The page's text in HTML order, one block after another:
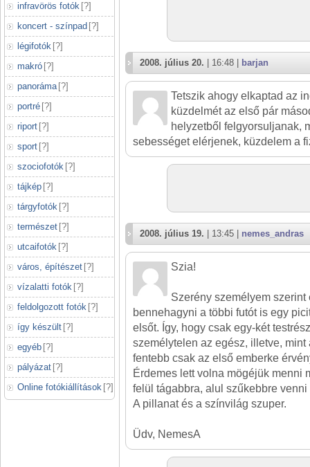
infravörös fotók [?]
koncert - színpad [?]
légifotók [?]
makró [?]
panoráma [?]
portré [?]
riport [?]
sport [?]
szociofotók [?]
tájkép [?]
tárgyfotók [?]
természet [?]
utcaifotók [?]
város, építészet [?]
vízalatti fotók [?]
feldolgozott fotók [?]
így készült [?]
egyéb [?]
pályázat [?]
Online fotókiállítások [?]
2008. július 20. | 16:48 | barjan
Tetszik ahogy elkaptad az
küzdelmét az első pár
helyzetből felgyorsuljanak,
sebességet elérjenek, küzdelem a
2008. július 19. | 13:45 | nemes_andras
Szia!
Szerény személyem szerint
bennehagyni a többi futót is egy
elsőt. Így, hogy csak egy-két
személytelen az egész, illetve, mint
fentebb csak az első emberke
Érdemes lett volna mögéjük menni
felül tágabbra, alul szűkebbre
A pillanat és a színvilág szuper.
Üdv, NemesA